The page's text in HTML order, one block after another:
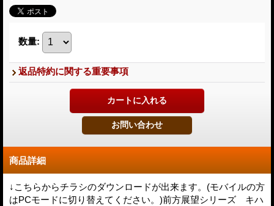
数量:
返品特約に関する重要事項
商品詳細
↓こちらからチラシのダウンロードが出来ます。(モバイルの方
はPCモードに切り替えてください。)前方展望シリーズ キハ